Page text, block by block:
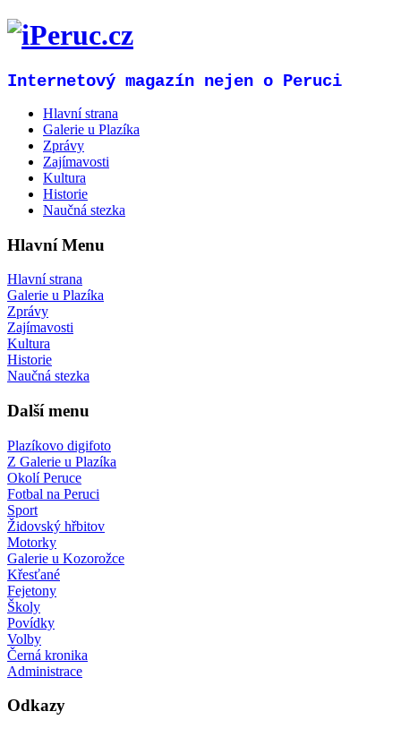
Internetový magazín nejen o Peruci
Hlavní strana
Galerie u Plazíka
Zprávy
Zajímavosti
Kultura
Historie
Naučná stezka
Hlavní Menu
Hlavní strana
Galerie u Plazíka
Zprávy
Zajímavosti
Kultura
Historie
Naučná stezka
Další menu
Plazíkovo digifoto
Z Galerie u Plazíka
Okolí Peruce
Fotbal na Peruci
Sport
Židovský hřbitov
Motorky
Galerie u Kozorožce
Křesťané
Fejetony
Školy
Povídky
Volby
Černá kronika
Administrace
Odkazy